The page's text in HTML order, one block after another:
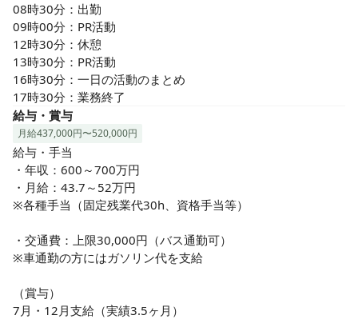
08時30分：出勤
09時00分：PR活動
12時30分：休憩
13時30分：PR活動
16時30分：一日の活動のまとめ
17時30分：業務終了
給与・賞与
月給437,000円〜520,000円
給与・手当
・年収：600～700万円
・月給：43.7～52万円
※各種手当（固定残業代30h、資格手当等）
・交通費：上限30,000円（バス通勤可）
※車通勤の方にはガソリン代を支給
（賞与）
7月・12月支給（実績3.5ヶ月）